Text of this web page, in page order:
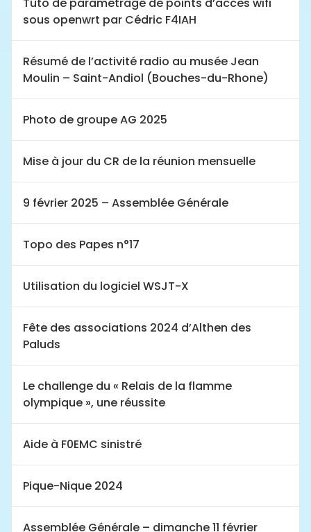
sous openwrt par Cédric F4IAH
Résumé de l’activité radio au musée Jean
Moulin – Saint-Andiol (Bouches-du-Rhone)
Photo de groupe AG 2025
Mise à jour du CR de la réunion mensuelle
9 février 2025 – Assemblée Générale
Topo des Papes n°17
Utilisation du logiciel WSJT-X
Fête des associations 2024 d’Althen des
Paluds
Le challenge du « Relais de la flamme
olympique », une réussite
Aide à F0EMC sinistré
Pique-Nique 2024
Assemblée Générale – dimanche 11 février